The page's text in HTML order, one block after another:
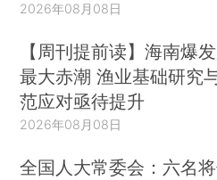
2026年08月08日
【周刊提前读】海南爆
最大赤潮 渔业基础研究
范应对亟待提升
2026年08月08日
全国人大常委会：六名